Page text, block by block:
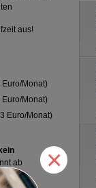
aus!
Monat)
Monat)
Euro/Monat)
ab
×